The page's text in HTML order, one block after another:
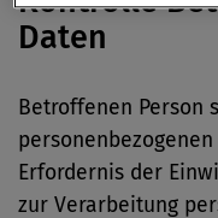
Daten
Betroffenen Person
Erfordernis der
zur Verarbeitung